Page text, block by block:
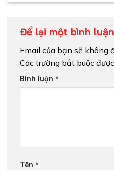
Để lại một bình luận
Email của bạn sẽ không
Các trường bắt buộc
Bình luận *
Tên *